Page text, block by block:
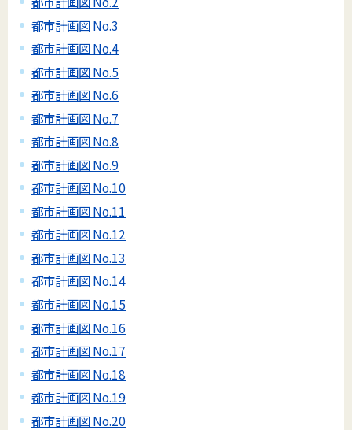
都市計画図 No.3
都市計画図 No.4
都市計画図 No.5
都市計画図 No.6
都市計画図 No.7
都市計画図 No.8
都市計画図 No.9
都市計画図 No.10
都市計画図 No.11
都市計画図 No.12
都市計画図 No.13
都市計画図 No.14
都市計画図 No.15
都市計画図 No.16
都市計画図 No.17
都市計画図 No.18
都市計画図 No.19
都市計画図 No.20